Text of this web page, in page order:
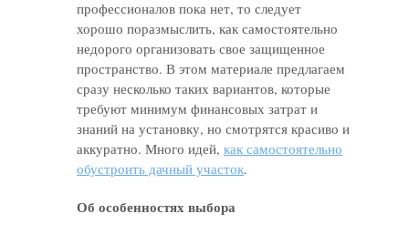
профессионалов пока нет, то следует
хорошо поразмыслить, как самостоятельно
недорого организовать свое защищенное
пространство. В этом материале предлагаем
сразу несколько таких вариантов, которые
требуют минимум финансовых затрат и
знаний на установку, но смотрятся красиво и
аккуратно. Много идей, как самостоятельно
обустроить дачный участок.
Об особенностях выбора